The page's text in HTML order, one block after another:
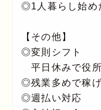
◎1人暮らし始め
【その他】
◎変則シフト
平日休みで役
◎残業多めで稼
◎週払い対応